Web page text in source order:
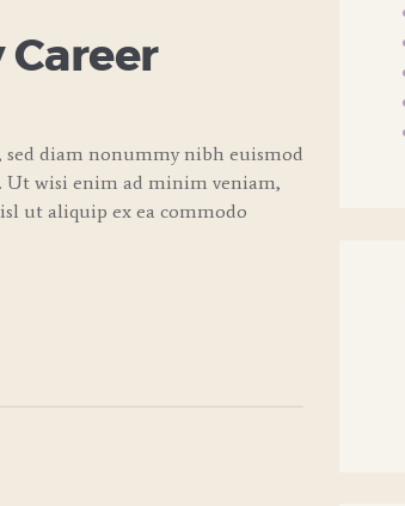
diam nonummy nibh euismod
wisi enim ad minim veniam,
ut aliquip ex ea commodo